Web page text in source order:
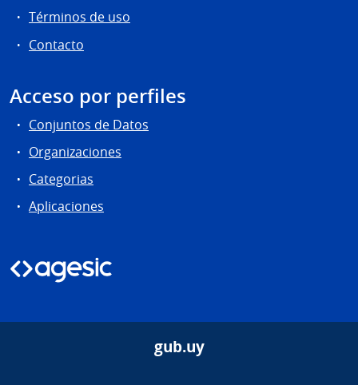
Términos de uso
Contacto
Acceso por perfiles
Conjuntos de Datos
Organizaciones
Categorias
Aplicaciones
gub.uy